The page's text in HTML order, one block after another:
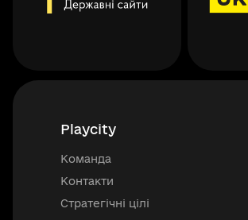
Playcity
Команда
Контакти
Стратегічні цілі